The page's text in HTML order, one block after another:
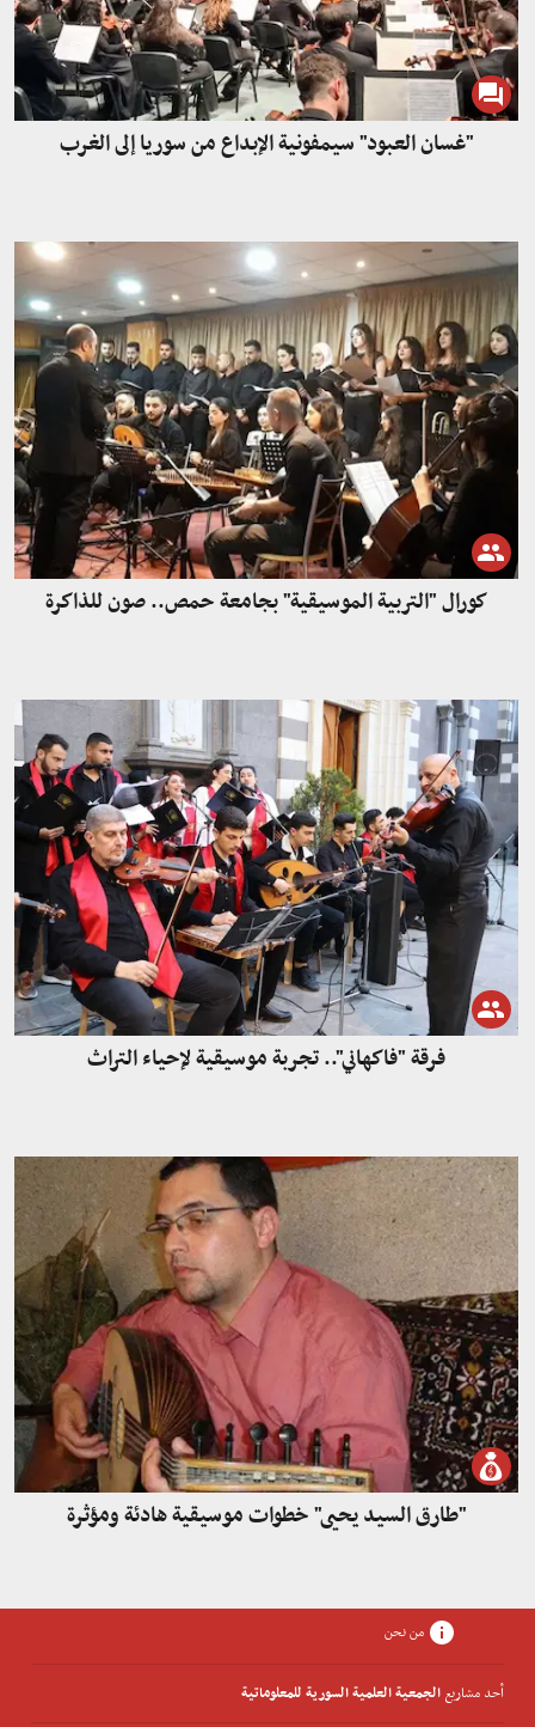
"غسان العبود" سيمفونية الإبداع من سوريا إلى الغرب
كورال "التربية الموسيقية" بجامعة حمص.. صون للذاكرة
فرقة "فاكهاني".. تجربة موسيقية لإحياء التراث
"طارق السيد يحيى" خطوات موسيقية هادئة ومؤثرة
من نحن
أحد مشاريع الجمعية العلمية السورية للمعلوماتية